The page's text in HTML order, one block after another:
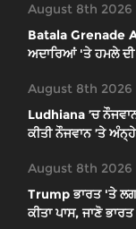
August 8th 2026
Batala Grenade
ਅਦਾਰਿਆਂ 'ਤੇ ਹਮਲੇ ਦੀ
August 8th 2026
Ludhiana ’ਚ
ਕੀਤੀ ਨੌਜਵਾਨ ’ਤੇ
August 8th 2026
Trump ਭਾਰਤ 'ਤੇ
ਕੀਤਾ ਪਾਸ, ਜਾਣੋ